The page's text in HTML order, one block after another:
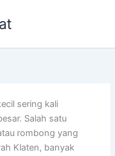
sering kali
Salah satu
rombong yang
Klaten, banyak